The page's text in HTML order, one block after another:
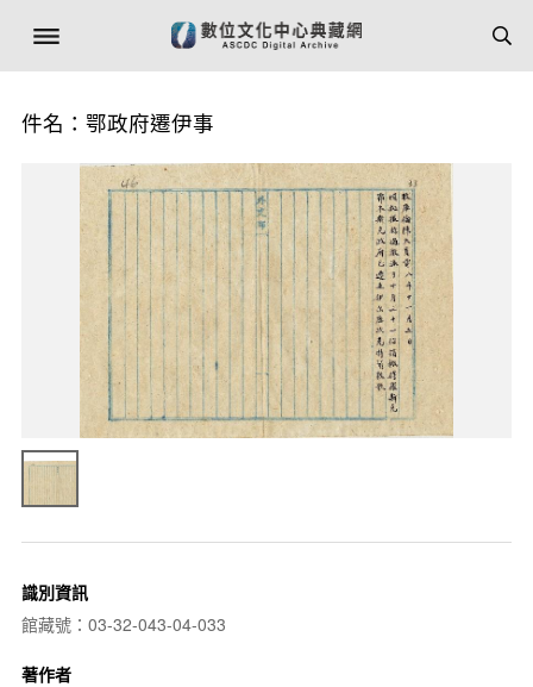
件名：鄂政府遷伊事
識別資訊
館藏號：03-32-043-04-033
著作者